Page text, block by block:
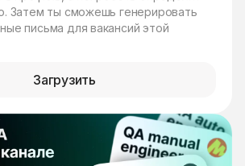
Затем ты сможешь генерировать
письма для вакансий этой
Загрузить